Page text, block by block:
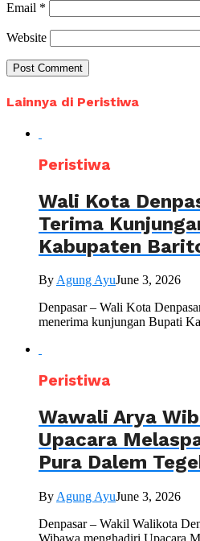
Email *
Website
Lainnya di Peristiwa
Peristiwa
Wali Kota
Terima
Kabupaten
ByAgung AyuJune 3, 2026
Denpasar – Wali Kota
menerima kunjungan Bupati
Peristiwa
Wawali Arya
Upacara
Pura Dalem
By Agung AyuJune 3, 2026
Denpasar – Wakil Walikota
Wibawa menghadiri Upacara